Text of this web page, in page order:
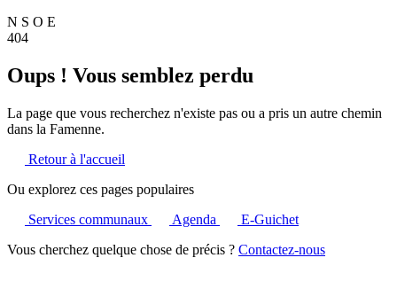
N S O E
404
Oups ! Vous semblez perdu
La page que vous recherchez n'existe pas ou a pris un autre chemin
dans la Famenne.
Retour à l'accueil
Ou explorez ces pages populaires
Services communaux
Agenda
E-Guichet
Vous cherchez quelque chose de précis ? Contactez-nous